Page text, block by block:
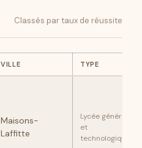
Classés par taux de réussite
VILLE TYPE
Maisons-
Laffitte
Lycée général
et
technologique